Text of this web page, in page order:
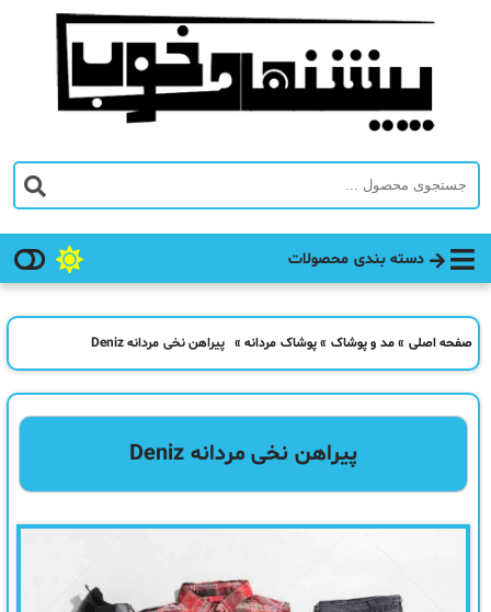
دسته بندی محصولات
صفحه اصلی »مد و پوشاک »پوشاک مردانه » پیراهن نخی مردانه Deniz
پیراهن نخی مردانه Deniz